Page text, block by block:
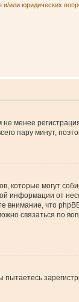
или юридических
менее
пару минут,
которые могут
информации от
внимание, что
связаться по